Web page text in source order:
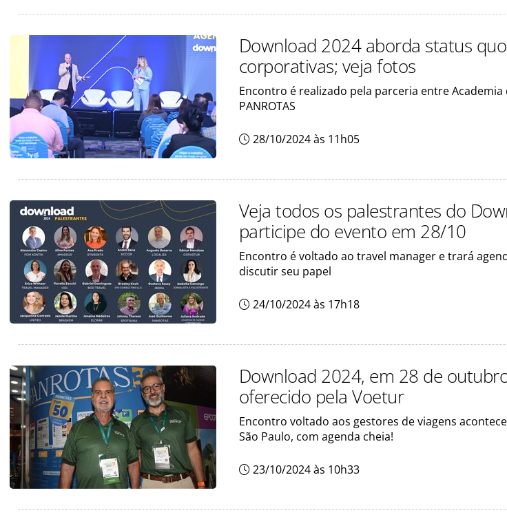
Download 2024 aborda status
corporativas; veja fotos
Encontro é realizado pela parceria entre
PANROTAS
28/10/2024 às 11h05
Veja todos os palestrantes do
participe do evento em 28/10
Encontro é voltado ao travel manager e trará
discutir seu papel
24/10/2024 às 17h18
Download 2024, em 28 de
oferecido pela Voetur
Encontro voltado aos gestores de viagens
São Paulo, com agenda cheia!
23/10/2024 às 10h33